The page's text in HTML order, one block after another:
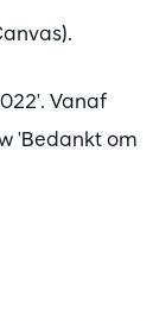
Vanaf
'Bedankt om